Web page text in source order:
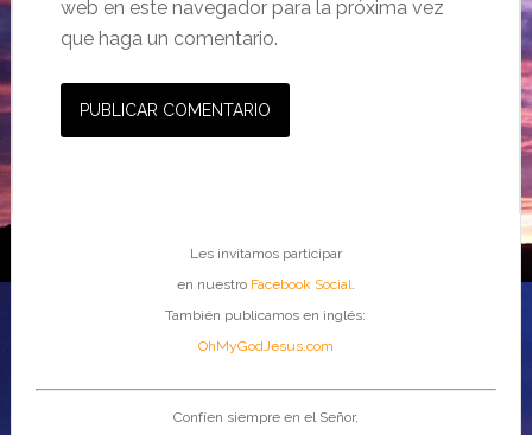
web en este navegador para la próxima vez
que haga un comentario.
Les invitamos participar
en nuestro Facebook Social.
También publicamos en inglés:
OhMyGodJesus.com
Confíen siempre en el Señor,